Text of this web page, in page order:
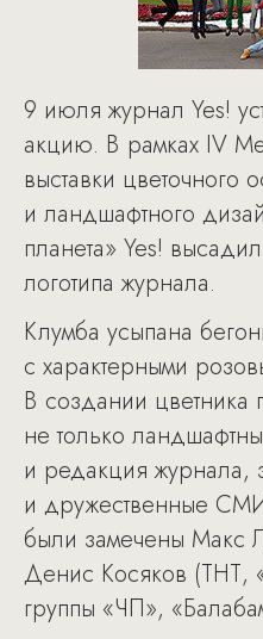
9 июля журнал Yes!
акцию. В рамках IV
выставки цветочного
и ландшафтного
планета» Yes!
логотипа журнала.
Клумба усыпана
с характерными
В создании цветника
не только
и редакция журнала,
и дружественные
были замечены Макс
Денис Косяков (ТНТ,
группы «ЧП»,